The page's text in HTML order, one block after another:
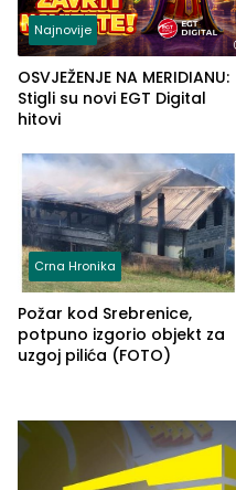
Najnovije
OSVJEŽENJE NA MERIDIANU:
Stigli su novi EGT Digital
hitovi
Crna Hronika
Požar kod Srebrenice,
potpuno izgorio objekt za
uzgoj pilića (FOTO)